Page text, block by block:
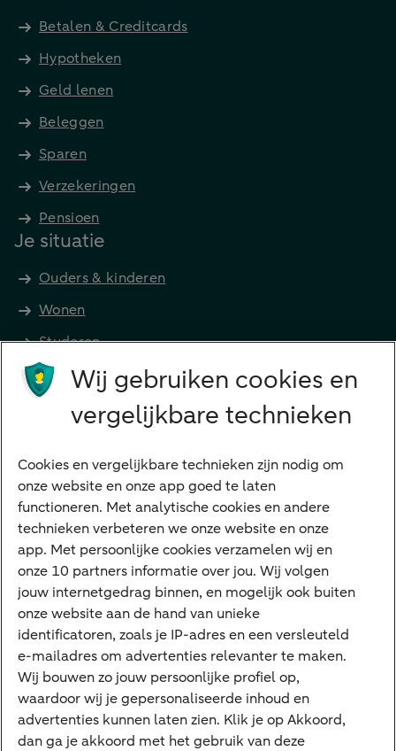
Betalen & Creditcards
Hypotheken
Geld lenen
Beleggen
Sparen
Verzekeringen
Pensioen
Je situatie
Ouders & kinderen
Wonen
Studeren
Preferred Banking
Digitale diensten
Internet Bankieren
ABN AMRO app
Tikkie
Apple Pay
Google Pay
Veilig bankieren
Meest gezocht
Hypotheek berekenen
Wij gebruiken cookies en
vergelijkbare technieken
Cookies en vergelijkbare technieken zijn nodig om
onze website en onze app goed te laten
functioneren. Met analytische cookies en andere
technieken verbeteren we onze website en onze
app. Met persoonlijke cookies verzamelen wij en
onze 10 partners informatie over jou. Wij volgen
jouw internetgedrag binnen, en mogelijk ook buiten
onze website aan de hand van unieke
identificatoren, zoals je IP-adres en een versleuteld
e-mailadres om advertenties relevanter te maken.
Wij bouwen zo jouw persoonlijke profiel op,
waardoor wij je gepersonaliseerde inhoud en
advertenties kunnen laten zien. Klik je op Akkoord,
dan ga je akkoord met het gebruik van deze